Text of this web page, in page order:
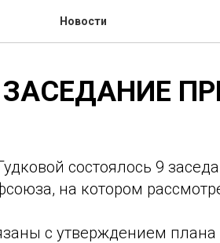
Новости
ЗАСЕДАНИЕ
состоялось 9
на котором
с утверждением плана